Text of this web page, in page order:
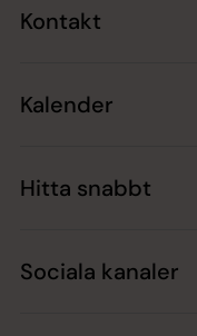
Kontakt
Kalender
Hitta snabbt
Sociala kanaler